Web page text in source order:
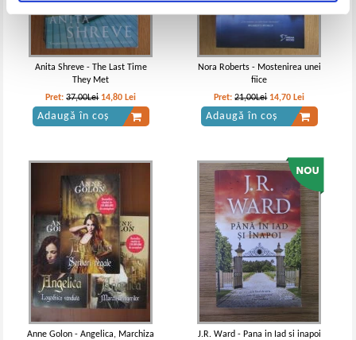
Anita Shreve - The Last Time
They Met
Pret:37,00Lei 14,80 Lei
Adaugă în coș
Nora Roberts - Mostenirea unei
fiice
Pret:21,00Lei 14,70 Lei
Adaugă în coș
Anne Golon - Angelica, Marchiza
J.R. Ward - Pana in Iad si inapoi